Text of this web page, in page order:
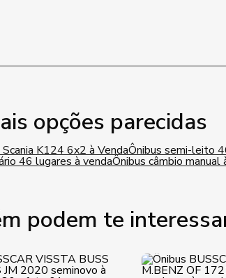
opções parecidas
Scania K124 6x2 à VendaÔnibus semi-leito
46 lugares à vendaÔnibus câmbio manual
podem te